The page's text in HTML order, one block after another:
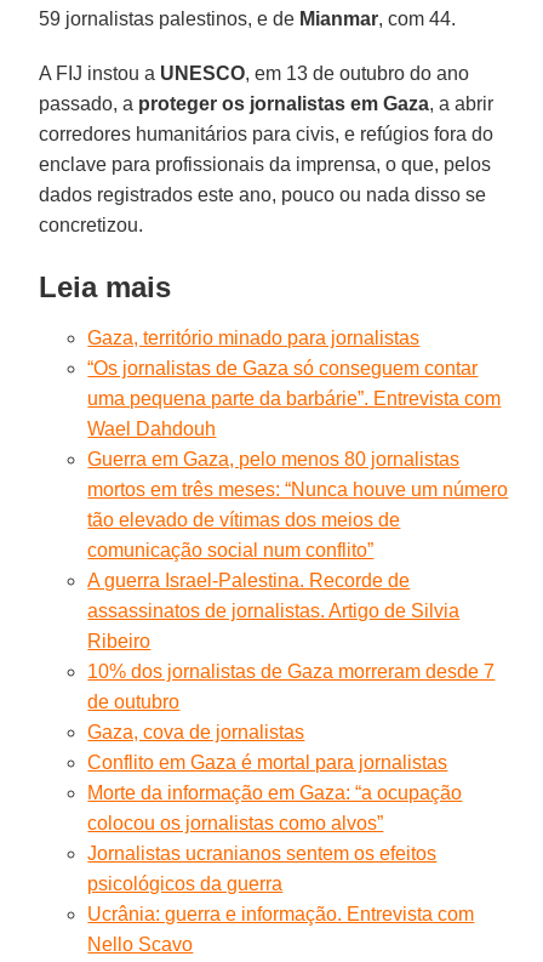
59 jornalistas palestinos, e de Mianmar, com 44.
A FIJ instou a UNESCO, em 13 de outubro do ano
passado, a proteger os jornalistas em Gaza, a abrir
corredores humanitários para civis, e refúgios fora do
enclave para profissionais da imprensa, o que, pelos
dados registrados este ano, pouco ou nada disso se
concretizou.
Leia mais
Gaza, território minado para jornalistas
“Os jornalistas de Gaza só conseguem contar
uma pequena parte da barbárie”. Entrevista com
Wael Dahdouh
Guerra em Gaza, pelo menos 80 jornalistas
mortos em três meses: “Nunca houve um número
tão elevado de vítimas dos meios de
comunicação social num conflito”
A guerra Israel-Palestina. Recorde de
assassinatos de jornalistas. Artigo de Silvia
Ribeiro
10% dos jornalistas de Gaza morreram desde 7
de outubro
Gaza, cova de jornalistas
Conflito em Gaza é mortal para jornalistas
Morte da informação em Gaza: “a ocupação
colocou os jornalistas como alvos”
Jornalistas ucranianos sentem os efeitos
psicológicos da guerra
Ucrânia: guerra e informação. Entrevista com
Nello Scavo